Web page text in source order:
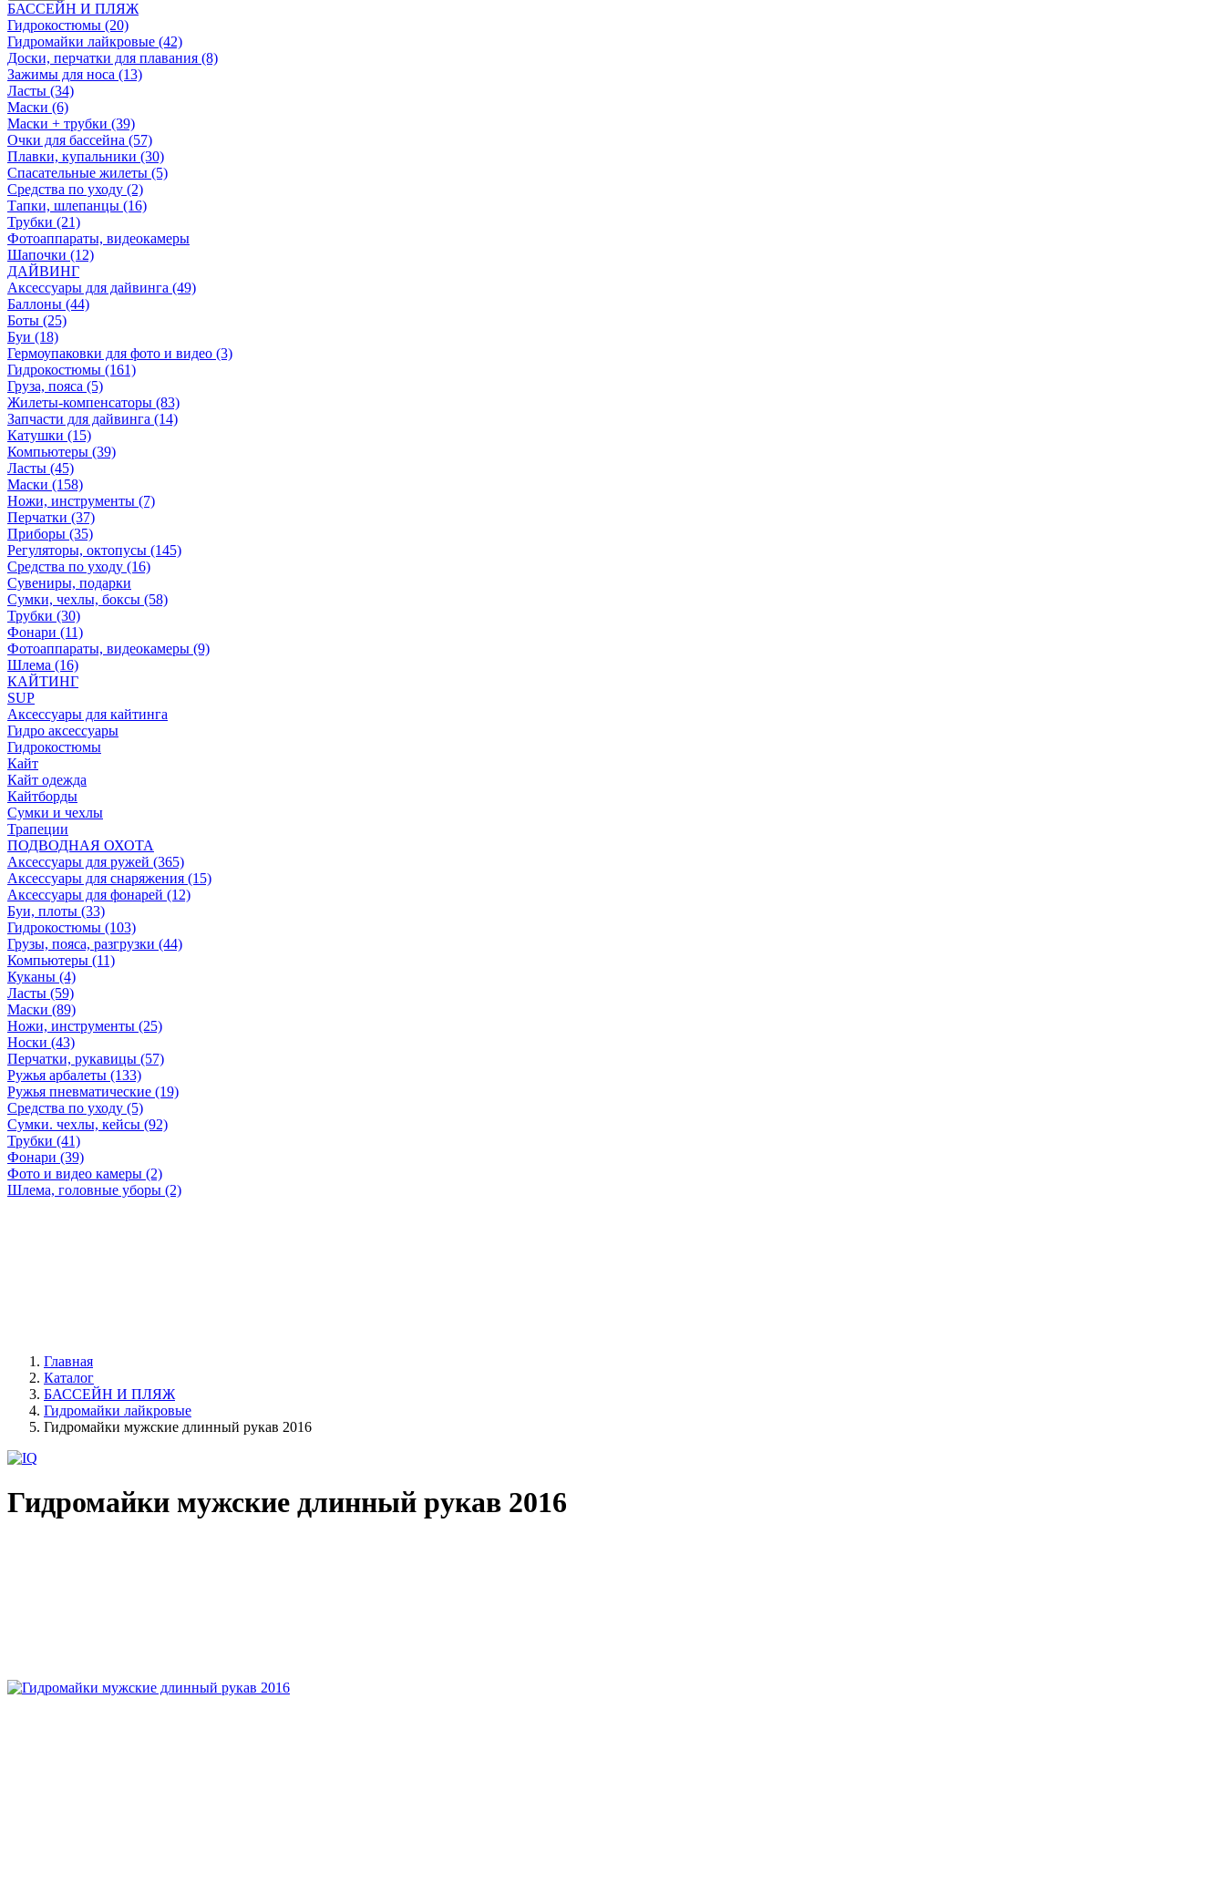
БАССЕЙН И ПЛЯЖ
Гидрокостюмы (20)
Гидромайки лайкровые (42)
Доски, перчатки для плавания (8)
Зажимы для носа (13)
Ласты (34)
Маски (6)
Маски + трубки (39)
Очки для бассейна (57)
Плавки, купальники (30)
Спасательные жилеты (5)
Средства по уходу (2)
Тапки, шлепанцы (16)
Трубки (21)
Фотоаппараты, видеокамеры
Шапочки (12)
ДАЙВИНГ
Аксессуары для дайвинга (49)
Баллоны (44)
Боты (25)
Буи (18)
Гермоупаковки для фото и видео (3)
Гидрокостюмы (161)
Груза, пояса (5)
Жилеты-компенсаторы (83)
Запчасти для дайвинга (14)
Катушки (15)
Компьютеры (39)
Ласты (45)
Маски (158)
Ножи, инструменты (7)
Перчатки (37)
Приборы (35)
Регуляторы, октопусы (145)
Средства по уходу (16)
Сувениры, подарки
Сумки, чехлы, боксы (58)
Трубки (30)
Фонари (11)
Фотоаппараты, видеокамеры (9)
Шлема (16)
КАЙТИНГ
SUP
Аксессуары для кайтинга
Гидро аксессуары
Гидрокостюмы
Кайт
Кайт одежда
Кайтборды
Сумки и чехлы
Трапеции
ПОДВОДНАЯ ОХОТА
Аксессуары для ружей (365)
Аксессуары для снаряжения (15)
Аксессуары для фонарей (12)
Буи, плоты (33)
Гидрокостюмы (103)
Грузы, пояса, разгрузки (44)
Компьютеры (11)
Куканы (4)
Ласты (59)
Маски (89)
Ножи, инструменты (25)
Носки (43)
Перчатки, рукавицы (57)
Ружья арбалеты (133)
Ружья пневматические (19)
Средства по уходу (5)
Сумки. чехлы, кейсы (92)
Трубки (41)
Фонари (39)
Фото и видео камеры (2)
Шлема, головные уборы (2)
Главная
Каталог
БАССЕЙН И ПЛЯЖ
Гидромайки лайкровые
Гидромайки мужские длинный рукав 2016
Гидромайки мужские длинный рукав 2016